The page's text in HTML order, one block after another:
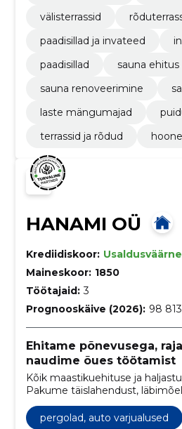
välisterrassid
paadisillad ja invateed
paadisillad
sauna ehitus
sauna renoveerimine
laste mängumajad
terrassid ja rõdud
HANAMI OÜ
Krediidiskoor: Usaldusväärne
Maineskoor: 1850
Töötajaid: 3
Prognooskäive (2026): 98
Ehitame põnevusega,
naudime õues töötamist
Kõik maastikuehituse ja
Pakume täislahendust,
mõnusat välikeskkonda.
pergolad, auto varjualused